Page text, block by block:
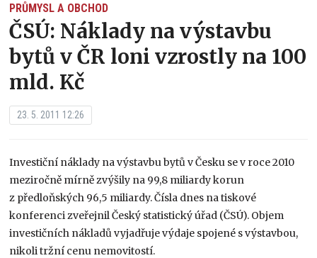
PRŮMYSL A OBCHOD
ČSÚ: Náklady na výstavbu
bytů v ČR loni vzrostly na 100
mld. Kč
23. 5. 2011 12:26
Investiční náklady na výstavbu bytů v Česku se v roce 2010
meziročně mírně zvýšily na 99,8 miliardy korun
z předloňských 96,5 miliardy. Čísla dnes na tiskové
konferenci zveřejnil Český statistický úřad (ČSÚ). Objem
investičních nákladů vyjadřuje výdaje spojené s výstavbou,
nikoli tržní cenu nemovitostí.